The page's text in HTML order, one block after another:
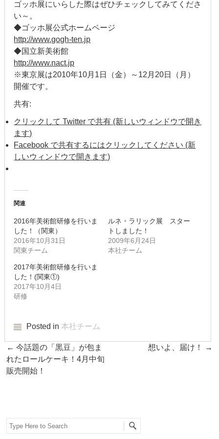
2019年11月
2019年9月
2019年8月
2019年4月
2019年3月
2018年10月
2018年7月
ゴッホ展にいらした際はぜひチェックしてみてくださ
い～。
◆ゴッホ展公式ホームページ
http://www.gogh-ten.jp
◆国立新美術館
http://www.nact.jp
※東京展は2010年10月1日（金）～12月20日（月）
開催です。
共有:
クリックして Twitter で共有 (新しいウィンドウで開き
ます)
Facebook で共有するにはクリックしてください (新
しいウィンドウで開きます)
関連
2016年美術館研修を行いま
した！（関東）
2016年10月31日
関東チーム
ルネ・ラリック展 スター
トしました！
2009年6月24日
本社チーム
2017年美術館研修を行いま
した！(関東①)
2017年10月4日
研修
Posted in本社チーム
Post navigation
← 今話題の「黒豆」が包ま
れたロールケーキ！4月中旬
販売開始！
想いよ、届け！ →
Search